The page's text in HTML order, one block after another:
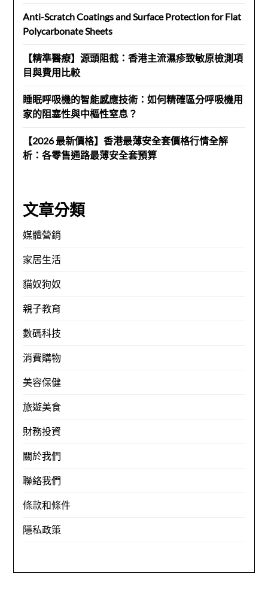
Anti-Scratch Coatings and Surface Protection for Flat
Polycarbonate Sheets
【精準醫療】源頭阻截：香港主流濕疹致敏原檢測項
目與費用比較
睡眠呼吸機的智能感應技術：如何精確區分呼吸機用
家的阻塞性與中樞性窒息？
【2026 最新價格】香港最薄安全套價格行情全解
析：各零售通路最薄安全套預算
文章分類
媒體營銷
家居生活
貓奴狗奴
親子教育
數碼科技
消費購物
美容保健
旅遊美食
財務投資
關於我們
聯絡我們
條款和條件
隱私政策